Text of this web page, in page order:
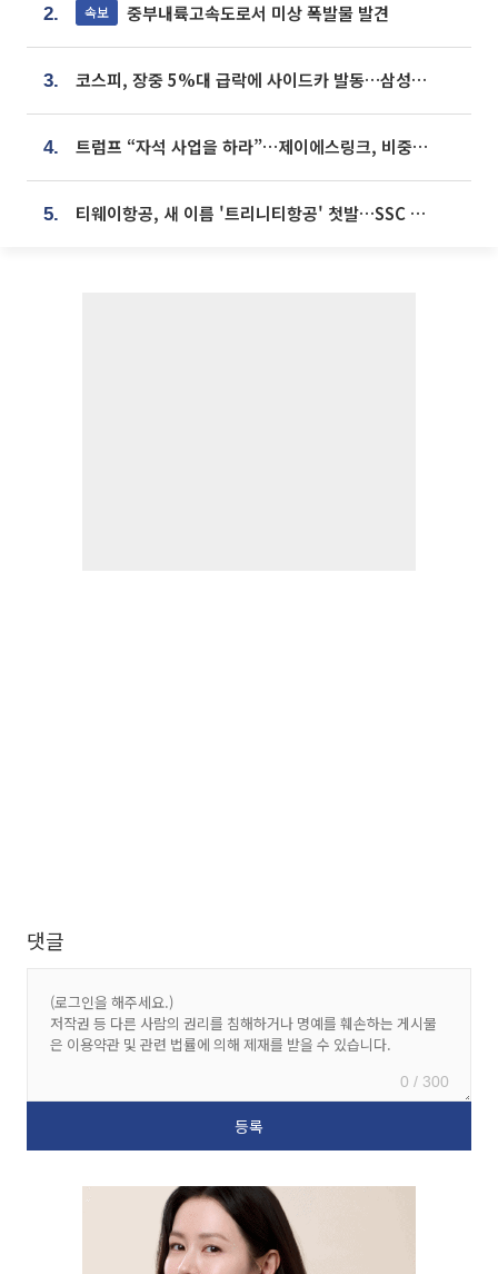
2. 속보 중부내륙고속도로서 미상 폭발물 발견
3. 코스피, 장중 5%대 급락에 사이드카 발동…삼성·SK 동반 폭락
4. 트럼프 “자석 사업을 하라”…제이에스링크, 비중국 영구자석 공급망 구축 속도
5. 티웨이항공, 새 이름 '트리니티항공' 첫발…SSC 전략 본격화
댓글
0 / 300